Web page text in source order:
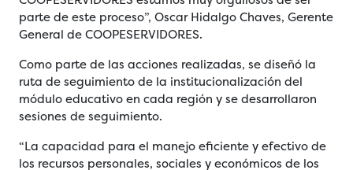
parte de este proceso”, Oscar Hidalgo Chaves, Gerente
General de COOPESERVIDORES.
Como parte de las acciones realizadas, se diseñó la
ruta de seguimiento de la institucionalización del
módulo educativo en cada región y se desarrollaron
sesiones de seguimiento.
“La capacidad para el manejo eficiente y efectivo de
los recursos personales, sociales y económicos de los